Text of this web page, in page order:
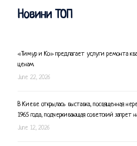
Новини ТОП
«Тимур и Ко» предлагает услуги ремонта
ценам.
June 22, 2026
В Киеве открылась выставка, посвященная
1965 года, подчеркивающая советский запрет
June 12, 2026